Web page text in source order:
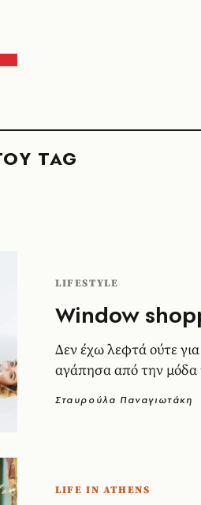
TAG
LIFESTYLE
Window
Δεν έχω λεφτά ούτε
αγάπησα από την μόδα
Σταυρούλα Παναγιωτάκη
LIFE IN ATHENS